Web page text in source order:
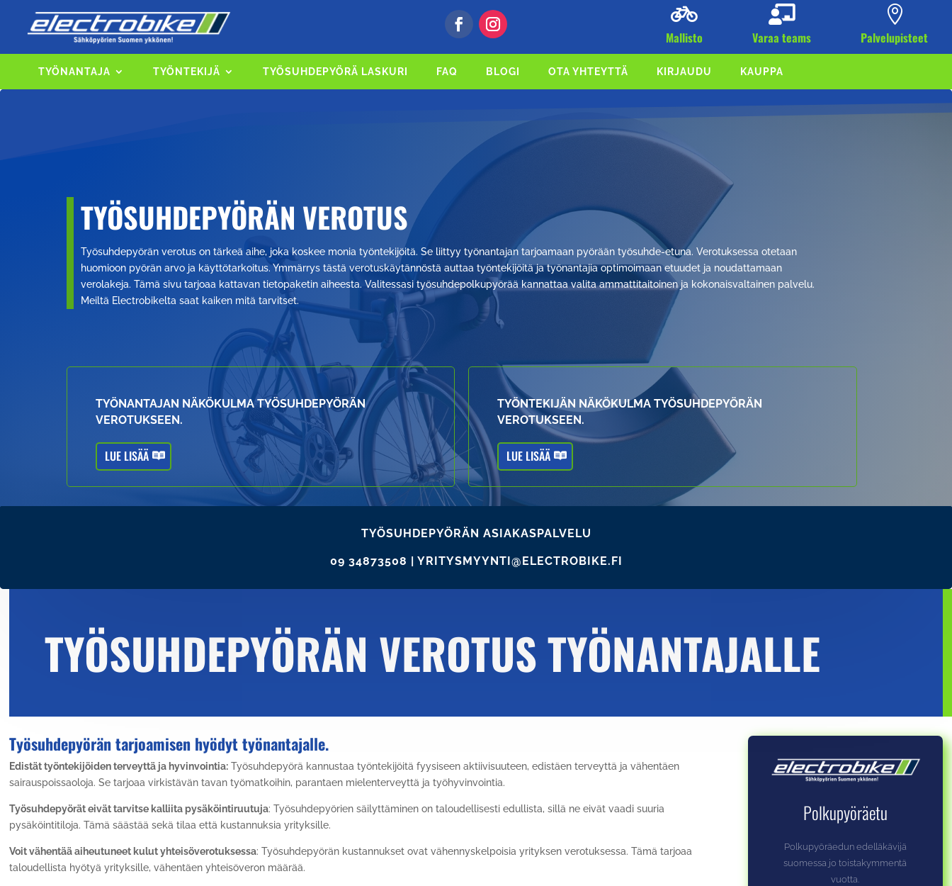

Mallisto

Varaa teams

Palvelupisteet
TYÖNANTAJA TYÖNTEKIJÄ TYÖSUHDEPYÖRÄ LASKURI FAQ BLOGI OTA YHTEYTTÄ KIRJAUDU KAUPPA
TYÖSUHDEPYÖRÄN VEROTUS
Työsuhdepyörän verotus on tärkeä aihe, joka koskee monia työntekijöitä. Se liittyy työnantajan tarjoamaan pyörään työsuhde-etuna. Verotuksessa otetaan
huomioon pyörän arvo ja käyttötarkoitus. Ymmärrys tästä verotuskäytännöstä auttaa työntekijöitä ja työnantajia optimoimaan etuudet ja noudattamaan
verolakeja. Tämä sivu tarjoaa kattavan tietopaketin aiheesta. Valitessasi työsuhdepolkupyörää kannattaa valita ammattitaitoinen ja kokonaisvaltainen palvelu.
Meiltä Electrobikelta saat kaiken mitä tarvitset.
TYÖNANTAJAN NÄKÖKULMA TYÖSUHDEPYÖRÄN
VEROTUKSEEN.
LUE LISÄÄ
TYÖNTEKIJÄN NÄKÖKULMA TYÖSUHDEPYÖRÄN
VEROTUKSEEN.
LUE LISÄÄ
TYÖSUHDEPYÖRÄN ASIAKASPALVELU
09 34873508 | YRITYSMYYNTI@ELECTROBIKE.FI
TYÖSUHDEPYÖRÄN VEROTUS TYÖNANTAJALLE
Työsuhdepyörän tarjoamisen hyödyt työnantajalle.
Edistät työntekijöiden terveyttä ja hyvinvointia: Työsuhdepyörä kannustaa työntekijöitä fyysiseen aktiivisuuteen, edistäen terveyttä ja vähentäen
sairauspoissaoloja. Se tarjoaa virkistävän tavan työmatkoihin, parantaen mielenterveyttä ja työhyvinvointia.
Työsuhdepyörät eivät tarvitse kalliita pysäköintiruutuja: Työsuhdepyörien säilyttäminen on taloudellisesti edullista, sillä ne eivät vaadi suuria
pysäköintitiloja. Tämä säästää sekä tilaa että kustannuksia yrityksille.
Voit vähentää aiheutuneet kulut yhteisöverotuksessa: Työsuhdepyörän kustannukset ovat vähennyskelpoisia yrityksen verotuksessa. Tämä tarjoaa
taloudellista hyötyä yrityksille, vähentäen yhteisöveron määrää.
Polkupyöräetu
Polkupyöräedun edelläkävijä
suomessa jo toistakymmentä
vuotta.